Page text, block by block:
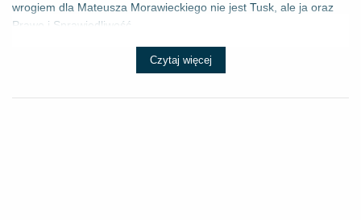
wrogiem dla Mateusza Morawieckiego nie jest Tusk, ale ja oraz
Prawo i Sprawiedliwość....
Czytaj więcej